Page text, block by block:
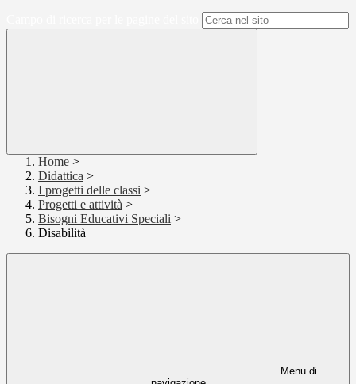
Home >
Didattica >
I progetti delle classi >
Progetti e attività >
Bisogni Educativi Speciali >
Disabilità
Menu di